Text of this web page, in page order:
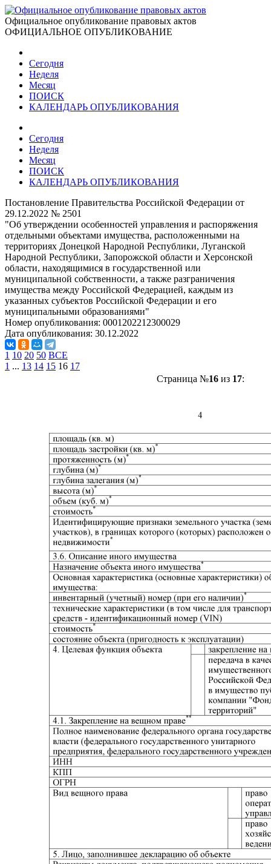
Официальное опубликование правовых актов
ОФИЦИАЛЬНОЕ ОПУБЛИКОВАНИЕ
Сегодня
Неделя
Месяц
ПОИСК
КАЛЕНДАРЬ ОПУБЛИКОВАНИЯ
Сегодня
Неделя
Месяц
ПОИСК
КАЛЕНДАРЬ ОПУБЛИКОВАНИЯ
Постановление Правительства Российской Федерации от
29.12.2022 № 2501
"Об утверждении особенностей управления и распоряжения
отдельными объектами имущества, расположенными на
территориях Донецкой Народной Республики, Луганской
Народной Республики, Запорожской области и Херсонской
области, находящимися в государственной или
муниципальной собственности, а также разграничения
имущества между Российской Федерацией, каждым из
указанных субъектов Российской Федерации и его
муниципальными образованиями"
Номер опубликования: 0001202212300029
Дата опубликования: 30.12.2022
1 10 20 50 ВСЕ
1 ... 13 14 15 16 17
Страница №16из 17: